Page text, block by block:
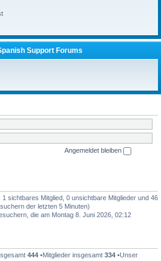
Support Forums
Angemeldet bleiben
1 sichtbares Mitglied, 0 unsichtbare Mitglieder und 46
der letzten 5 Minuten)
die am Montag 8. Juni 2026, 02:12
444 •Mitglieder insgesamt 334 •Unser